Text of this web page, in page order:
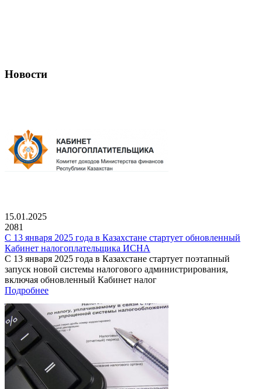
Новости
15.01.2025
2081
С 13 января 2025 года в Казахстане стартует обновленный
Кабинет налогоплательщика ИСНА
С 13 января 2025 года в Казахстане стартует поэтапный
запуск новой системы налогового администрирования,
включая обновленный Кабинет налог
Подробнее